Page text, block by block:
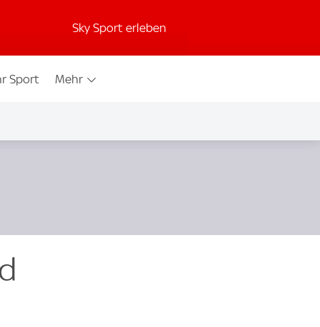
Sky Sport erleben
Sport Mehr